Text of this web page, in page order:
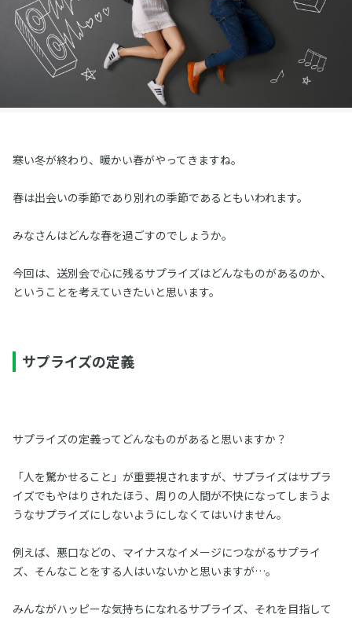
寒い冬が終わり、暖かい春がやってきますね。
春は出会いの季節であり別れの季節であるともいわれます。
みなさんはどんな春を過ごすのでしょうか。
今回は、送別会で心に残るサプライズはどんなものがあるのか、
ということを考えていきたいと思います。
サプライズの定義
サプライズの定義ってどんなものがあると思いますか？
「人を驚かせること」が重要視されますが、サプライズはサプラ
イズでもやはりされたほう、周りの人間が不快になってしまうよ
うなサプライズにしないようにしなくてはいけません。
例えば、悪口などの、マイナスなイメージにつながるサプライ
ズ、そんなことをする人はいないかと思いますが…。
みんながハッピーな気持ちになれるサプライズ、それを目指して